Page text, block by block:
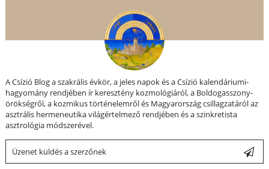
A Csízió Blog a szakrális évkör, a jeles napok és a Csízió kalendáriumi-
hagyomány rendjében ír keresztény kozmológiáról, a Boldogasszony-
örökségről, a kozmikus történelemről és Magyarország csillagzatáról az
asztrális hermeneutika világértelmező rendjében és a szinkretista
asztrológia módszerével.
Üzenet küldés a szerzőnek